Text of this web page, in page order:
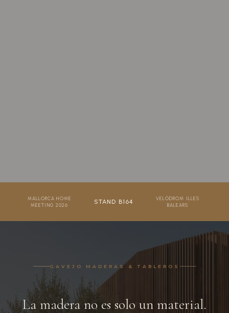
MALLORCA HOME
MEETING 2026
STAND B164
VELÒDROM ILLES
BALEARS
GAVEJO MADERAS & TABLEROS
La madera no es solo un material.